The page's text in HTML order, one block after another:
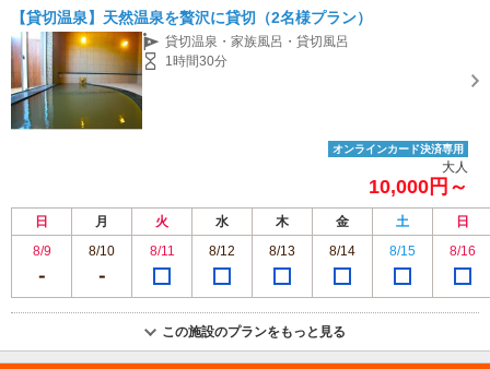
【貸切温泉】天然温泉を贅沢に貸切（2名様プラン）
貸切温泉・家族風呂・貸切風呂
1時間30分
オンラインカード決済専用
大人
10,000円～
日 月 火 水 木 金 土
日
8/9
8/10 8/11 8/12 8/13 8/14 8/15 8/16
この施設のプランをもっと見る